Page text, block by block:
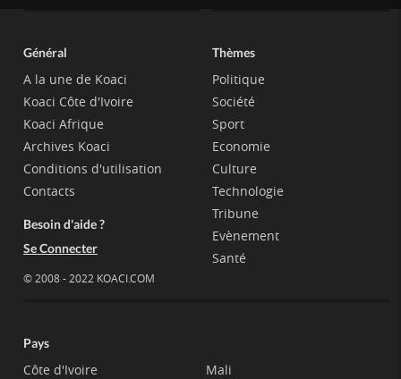
Général
A la une de Koaci
Koaci Côte d'Ivoire
Koaci Afrique
Archives Koaci
Conditions d'utilisation
Contacts
Besoin d'aide ?
Se Connecter
© 2008 - 2022 KOACI.COM
Thèmes
Politique
Société
Sport
Economie
Culture
Technologie
Tribune
Evènement
Santé
Pays
Côte d'Ivoire
Mali